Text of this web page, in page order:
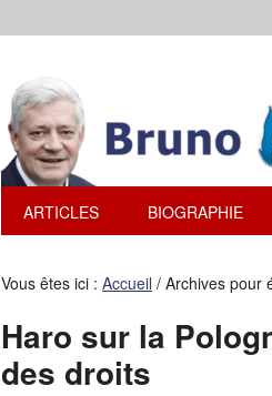
ARTICLES BIOGRAPHIE
Vous êtes ici : Accueil / Archives pour
Haro sur la
des droits